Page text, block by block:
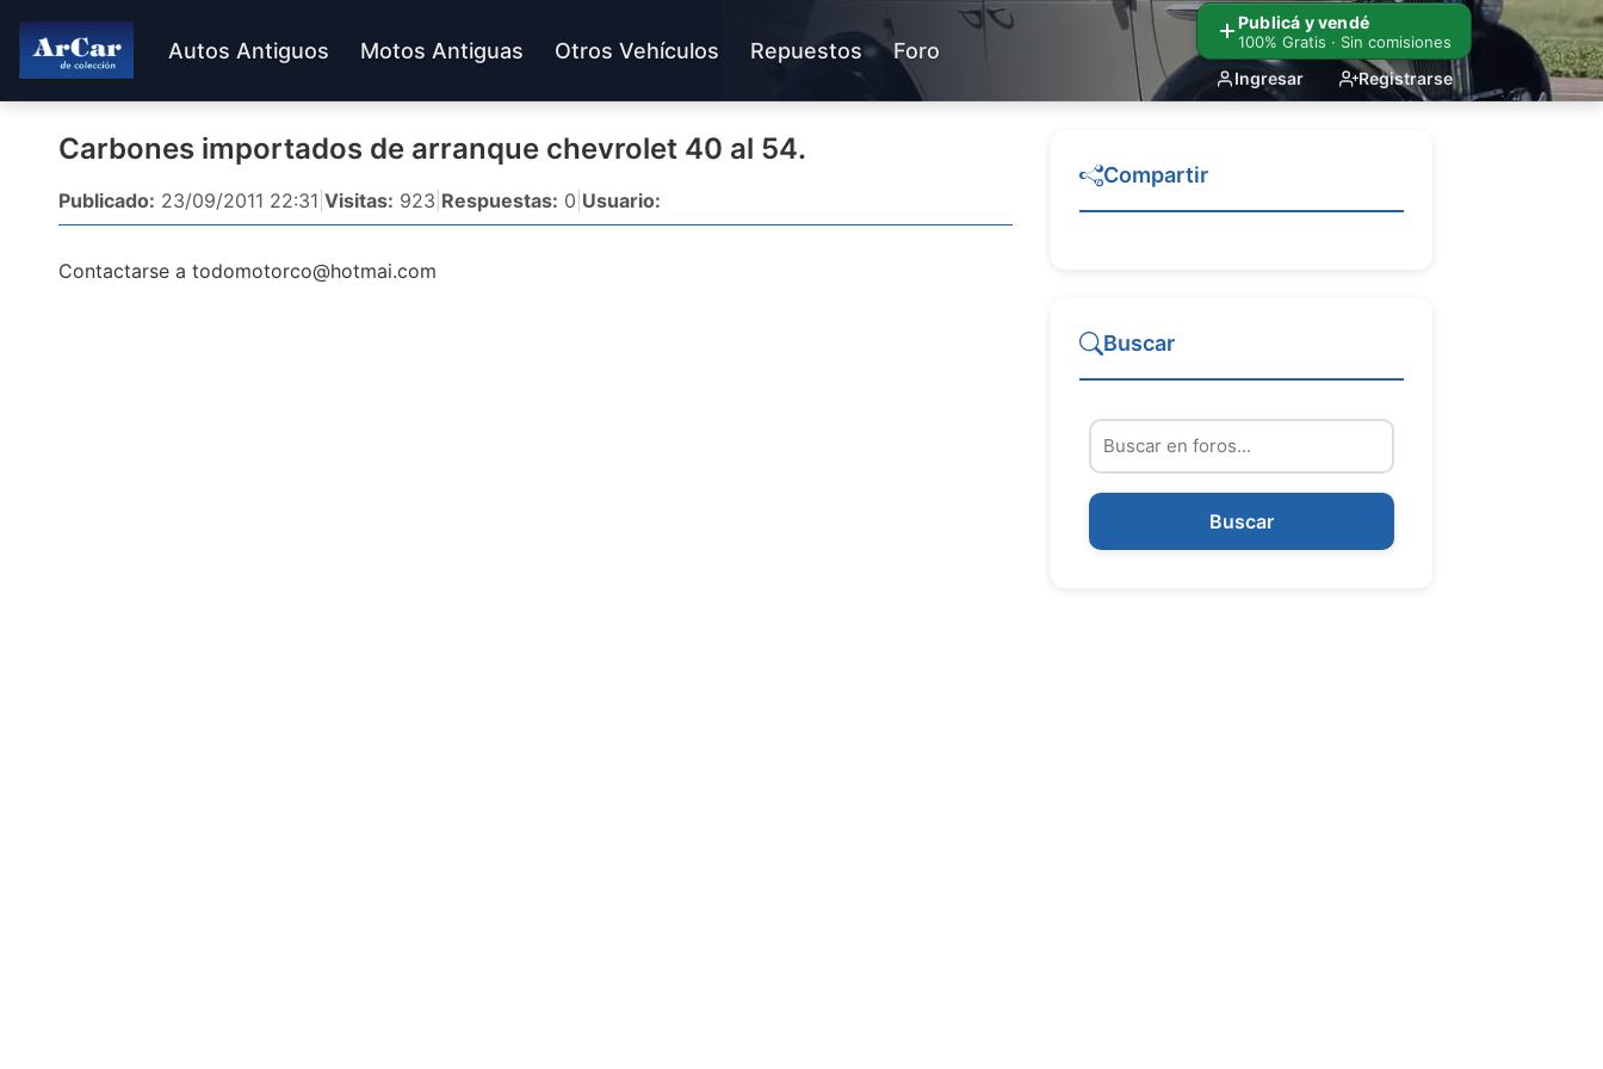
Publicá y vendé
100% Gratis · Sin comisiones
Ingresar Registrarse
Autos Antiguos Motos Antiguas Otros Vehículos Repuestos Foro
Carbones importados de arranque chevrolet 40 al 54.
Publicado: 23/09/2011 22:31 Visitas: 923 Respuestas: 0 Usuario:
Contactarse a todomotorco@hotmai.com
Compartir
Buscar
Buscar